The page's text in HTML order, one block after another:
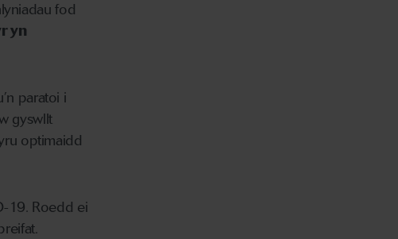
fod
yn
paratoi i
gyswllt
optimaidd
19. Roedd ei